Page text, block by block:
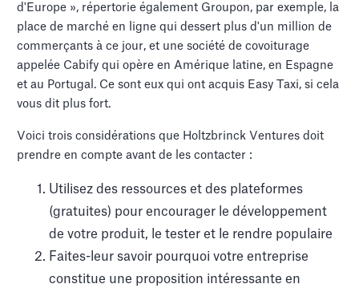
d'Europe », répertorie également Groupon, par exemple, la
place de marché en ligne qui dessert plus d'un million de
commerçants à ce jour, et une société de covoiturage
appelée Cabify qui opère en Amérique latine, en Espagne
et au Portugal. Ce sont eux qui ont acquis Easy Taxi, si cela
vous dit plus fort.
Voici trois considérations que Holtzbrinck Ventures doit
prendre en compte avant de les contacter :
Utilisez des ressources et des plateformes
(gratuites) pour encourager le développement
de votre produit, le tester et le rendre populaire
Faites-leur savoir pourquoi votre entreprise
constitue une proposition intéressante en